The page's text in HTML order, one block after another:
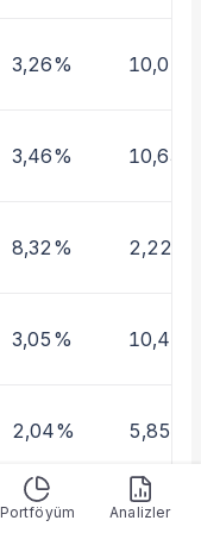
3,26% 10,01%
3,46% 10,63%
8,32% 2,22%
3,05% 10,46%
2,04% 5,85%
3,00% 8,93%
Portföyüm Analizler